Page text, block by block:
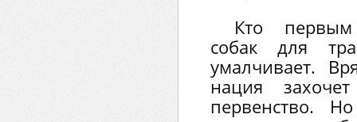
Кто первым
собак для
умалчивает.
нация
первенство.